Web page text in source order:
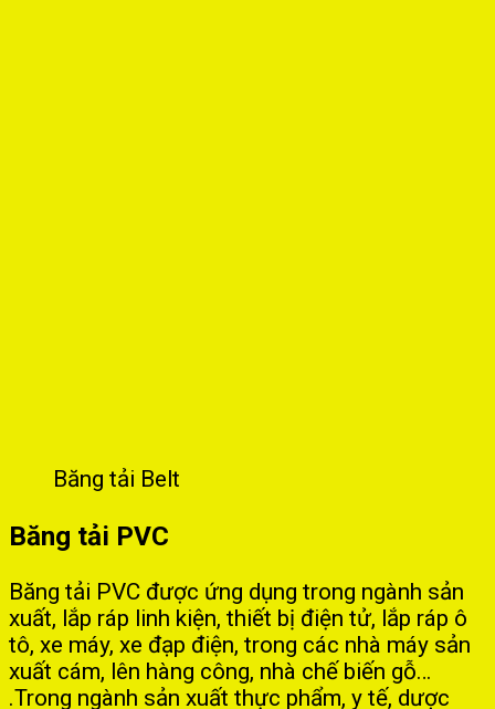
Băng tải Belt
Băng tải PVC
Băng tải PVC được ứng dụng trong ngành sản
xuất, lắp ráp linh kiện, thiết bị điện tử, lắp ráp ô
tô, xe máy, xe đạp điện, trong các nhà máy sản
xuất cám, lên hàng công, nhà chế biến gỗ…
.Trong ngành sản xuất thực phẩm, y tế, dược